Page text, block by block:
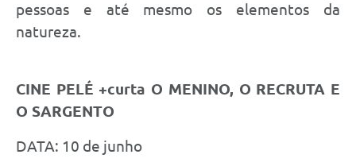
pessoas e até mesmo os elementos da
natureza.
CINE PELÉ +curta O MENINO, O RECRUTA E
O SARGENTO
DATA: 10 de junho